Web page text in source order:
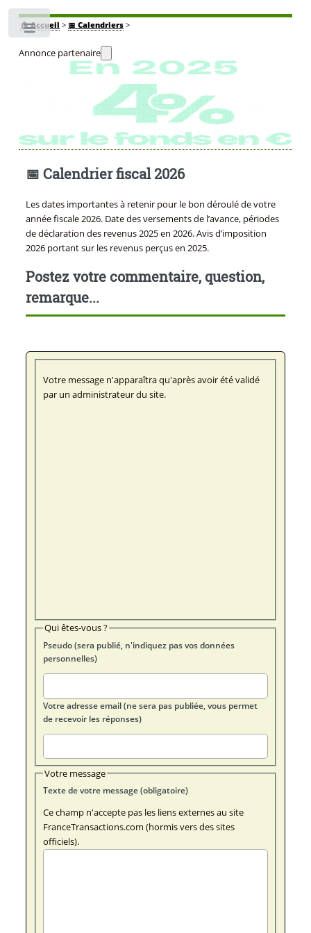
🏠Accueil > 📅 Calendriers>
Annonce partenaire
📅 Calendrier fiscal 2026
Les dates importantes à retenir pour le bon déroulé de votre
année fiscale 2026. Date des versements de l’avance, périodes
de déclaration des revenus 2025 en 2026. Avis d’imposition
2026 portant sur les revenus perçus en 2025.
Postez votre commentaire, question,
remarque...
Votre message n'apparaîtra qu'après avoir été validé
par un administrateur du site.
Qui êtes-vous ?
Pseudo (sera publié, n'indiquez pas vos données
personnelles)
Votre adresse email (ne sera pas publiée, vous permet
de recevoir les réponses)
Votre message
Texte de votre message (obligatoire)
Ce champ n'accepte pas les liens externes au site
FranceTransactions.com (hormis vers des sites
officiels).
Toggle